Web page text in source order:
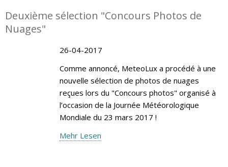
Deuxième sélection "Concours Photos de
Nuages"
26-04-2017
Comme annoncé, MeteoLux a procédé à une
nouvelle sélection de photos de nuages
reçues lors du "Concours photos" organisé à
l’occasion de la Journée Météorologique
Mondiale du 23 mars 2017 !
Mehr Lesen